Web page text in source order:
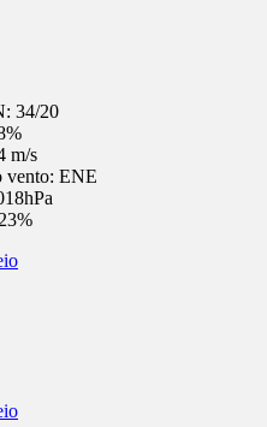
34/20
m/s
vento: ENE